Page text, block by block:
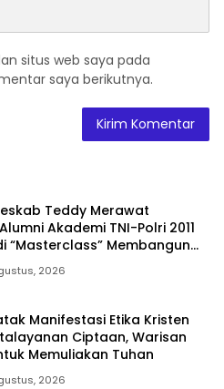
situs web saya pada
saya berikutnya.
Teddy Merawat
Akademi TNI-Polri 2011
“Masterclass” Membangun
2026
Manifestasi Etika Kristen
Ciptaan, Warisan
Memuliakan Tuhan
2026